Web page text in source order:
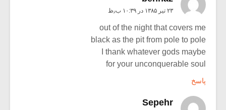
۲۳ تیر ۱۳۸۵ در ۱۰:۳۹ ب٫ظ
out of the night that covers me
black as the pit from pole to pole
I thank whatever gods maybe
for your unconquerable soul
پاسخ
Sepehr